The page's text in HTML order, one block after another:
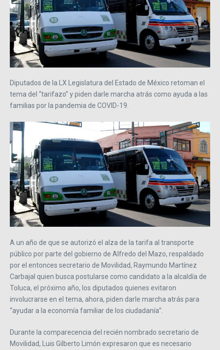
Diputados de la LX Legislatura del Estado de México retoman el
tema del “tarifazo” y piden darle marcha atrás como ayuda a las
familias por la pandemia de COVID-19.
A un año de que se autorizó el alza de la tarifa al transporte
público por parte del gobierno de Alfredo del Mazo, respaldado
por el entonces secretario de Movilidad, Raymundo Martínez
Carbajal quien busca postularse como candidato a la alcaldía de
Toluca, el próximo año, los diputados quienes evitaron
involucrarse en el tema, ahora, piden darle marcha atrás para
“ayudar a la economía familiar de los ciudadanía”.
Durante la comparecencia del recién nombrado secretario de
Movilidad, Luis Gilberto Limón expresaron que es necesario